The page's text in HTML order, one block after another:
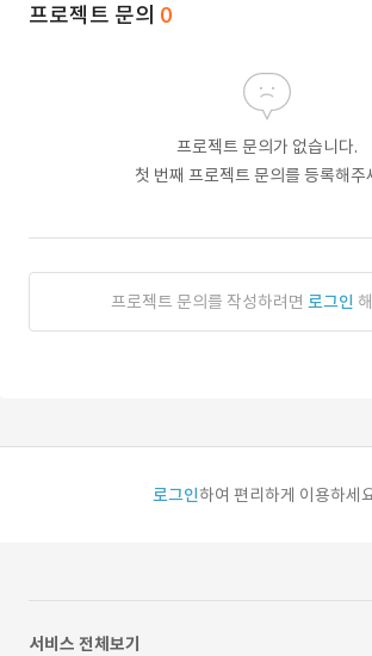
프로젝트 문의 0
프로젝트 문의가 없습니다.
첫 번째 프로젝트 문의를 등록해주
프로젝트 문의를 작성하려면 로그인
로그인하여 편리하게 이용하세
서비스 전체보기